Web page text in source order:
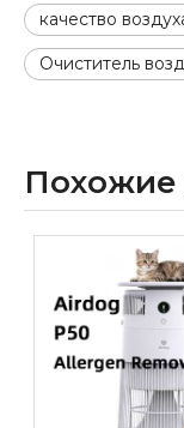
качество
Очиститель
Похожие